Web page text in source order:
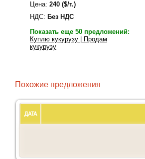
Цена: 240 ($/т.)
НДС: Без НДС
Показать еще 50 предложений:
Куплю кукурузу | Продам
кукурузу
Похожие предложения
ДАТА